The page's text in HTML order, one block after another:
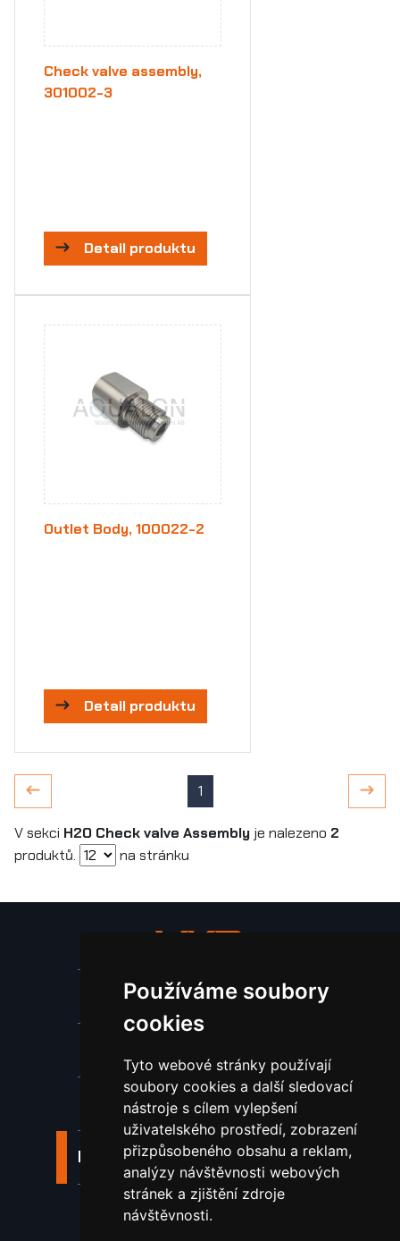
Používáme soubory
cookies
Tyto webové stránky používají
soubory cookies a další sledovací
nástroje s cílem vylepšení
uživatelského prostředí, zobrazení
přizpůsobeného obsahu a reklam,
analýzy návštěvnosti webových
stránek a zjištění zdroje
návštěvnosti.
Check valve assembly,
301002-3
Detail produktu
Outlet Body, 100022-2
Detail produktu
1
V sekci H2O Check valve Assembly je nalezeno 2
produktů.
na stránku
Stroje a zařízení
Spotřební materiál a nástroje
Náhradní díly pro vodní paprsek
Laserové svařování